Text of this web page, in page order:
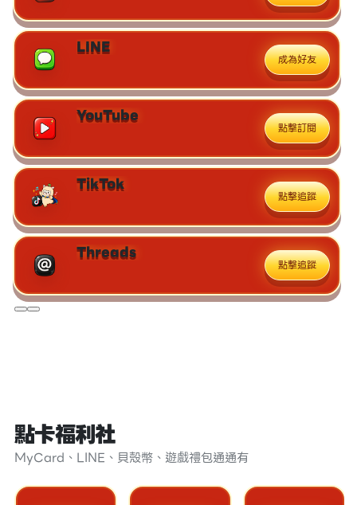
LINE
成為好友
YouTube
點擊訂閱
TikTok
點擊追蹤
Threads
點擊追蹤
點卡福利社
MyCard、LINE、貝殼幣、遊戲禮包通通有